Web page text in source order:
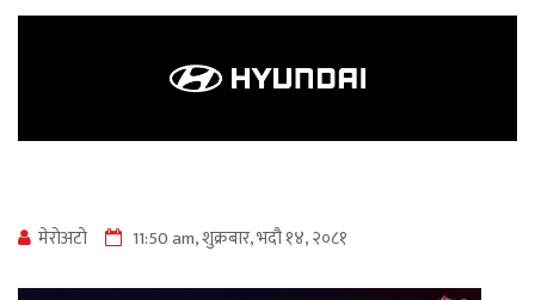
मेराेअटाे 11:50 am, शुक्रबार, भदौ १४, २०८१